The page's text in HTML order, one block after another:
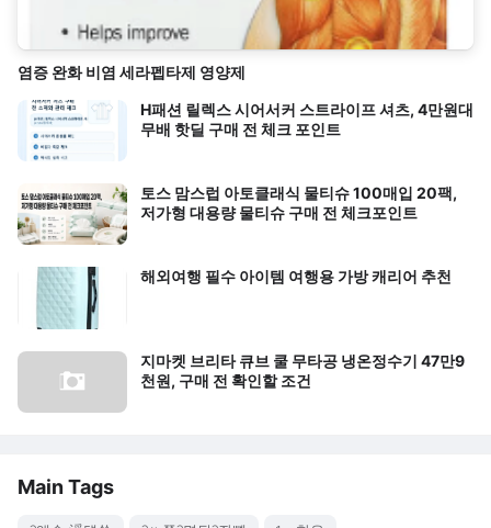
염증 완화 비염 세라펩타제 영양제
H패션 릴렉스 시어서커 스트라이프 셔츠, 4만원대
무배 핫딜 구매 전 체크 포인트
토스 맘스럽 아토클래식 물티슈 100매입 20팩,
저가형 대용량 물티슈 구매 전 체크포인트
해외여행 필수 아이템 여행용 가방 캐리어 추천
지마켓 브리타 큐브 쿨 무타공 냉온정수기 47만9
천원, 구매 전 확인할 조건
Main Tags